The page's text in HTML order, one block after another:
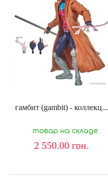
гамбит (gambit) - коллекц...
товар на складе
2 550.00 грн.